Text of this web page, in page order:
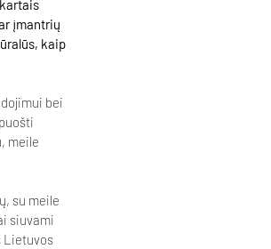
įmantrių
kaip
bei
meile
su meile
siuvami
Lietuvos